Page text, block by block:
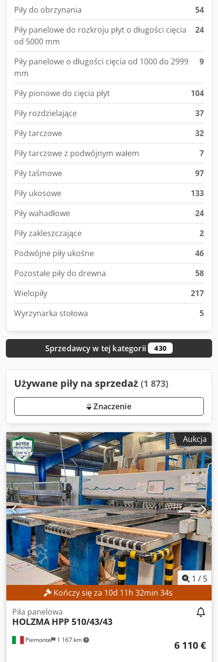
Piły do obrzynania
54
Piły panelowe do rozkroju płyt o długości cięcia
od 5000 mm
24
Piły panelowe o długości cięcia od 1000 do 2999
mm
9
Piły pionowe do cięcia płyt
104
Piły rozdzielające
37
Piły tarczowe
32
Piły tarczowe z podwójnym wałem
7
Piły taśmowe
97
Piły ukosowe
133
Piły wahadłowe
24
Piły zakleszczające
2
Podwójne piły ukośne
46
Pozostałe piły do drewna
58
Wielopiły
217
Wyrzynarka stołowa
5
Sprzedawcy w tej kategorii 430
Używane piły na sprzedaż (1 873)
Znaczenie
Aukcja
1 / 5
Kończy się za 10d 11h 32min 32s
Piemonte 1 167 km
Piła panelowa
HOLZMA HPP 510/43/43
6 110 €